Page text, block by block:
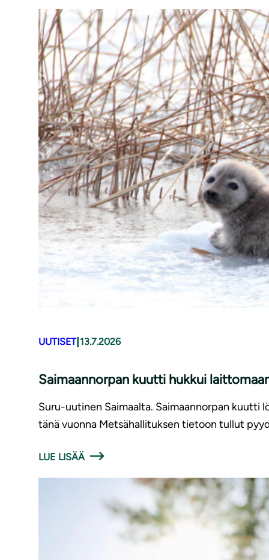
UUTISET| 13.7.2026
Saimaannorpan kuutti hukkui
Suru-uutinen Saimaalta. Saimaannorpan kuutti
tänä vuonna Metsähallituksen tietoon tullut
LUE LISÄÄ